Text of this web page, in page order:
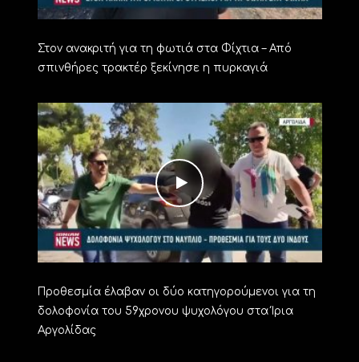
Στον ανακριτή για τη φωτιά στα Φίχτια – Από
σπινθήρες τρακτέρ ξεκίνησε η πυρκαγιά
Προθεσμία έλαβαν οι δύο κατηγορούμενοι για τη
δολοφονία του 59χρονου ψυχολόγου στα Ίρια
Αργολίδας